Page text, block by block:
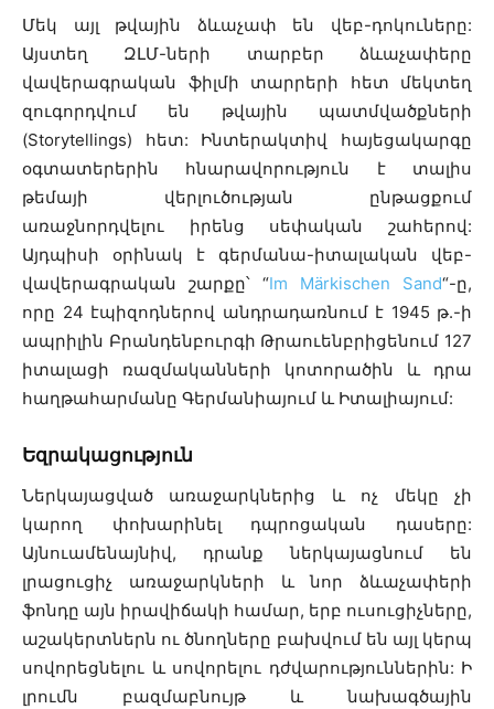
Մեկ այլ թվային ձևաչափ են վեբ-դոկուները:
Այստեղ ԶԼՄ-ների տարբեր ձևաչափերը
վավերագրական ֆիլմի տարրերի հետ մեկտեղ
զուգորդվում են թվային պատմվածքների
(Storytellings) հետ: Ինտերակտիվ հայեցակարգը
օգտատերերին հնարավորություն է տալիս
թեմայի վերլուծության ընթացքում
առաջնորդվելու իրենց սեփական շահերով:
Այդպիսի օրինակ է գերմանա-իտալական վեբ-
վավերագրական շարքը՝ “Im Märkischen Sand“-ը,
որը 24 էպիզոդներով անդրադառնում է 1945 թ.-ի
ապրիլին Բրանդենբուրգի Թրաուենբրիցենում 127
իտալացի ռազմականների կոտորածին և դրա
հաղթահարմանը Գերմանիայում և Իտալիայում:
Եզրակացություն
Ներկայացված առաջարկներից և ոչ մեկը չի
կարող փոխարինել դպրոցական դասերը:
Այնուամենայնիվ, դրանք ներկայացնում են
լրացուցիչ առաջարկների և նոր ձևաչափերի
ֆոնդը այն իրավիճակի համար, երբ ուսուցիչները,
աշակերտներն ու ծնողները բախվում են այլ կերպ
սովորեցնելու և սովորելու դժվարություններին: Ի
լրումն բազմաբնույթ և նախագծային